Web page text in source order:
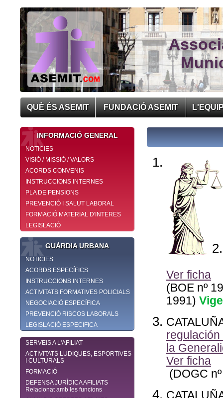
QUÈ ÉS ASEMIT FUNDACIÓ ASEMIT
INFORMACIÓ GENERAL
NOTICIES
VISIÓ / MISSIÓ / VALORS
ACORDS CONVENIS
INSTRUCCIONS INTERNES
PLA DE PENSIONS
PREVENCIÓ I SALUT LABORAL
FORMACIÓ MATERIAL D'INTERES
LEGISLACIÓ
GUÀRDIA URBANA
NOTICIES
ACORDS ESPECÍFICS
INSTRUCCIONS INTERNES
ACTIVITATS FORMATIVES POLICIALS
NEGOCIACIÓ ESPECÍFICA
PREVENCIÓ RISCOS LABORALS
LEGISLACIÓ ESPECIFICA
SERVEIS A L'AFILIAT
ACTIVITATS LUDIQUES, ESPORTIVES
I CULTURALS
FORMACIÓ
DEFENSA JURÌDICA AFILIATS
Relacionat amb les funcions
Ver ficha
(BOE nº
1991)
la
Ver ficha
(DOGC